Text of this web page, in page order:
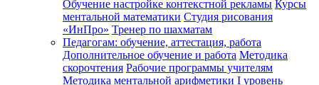
Обучение настройке контекстной рекламы Курсы
ментальной математики Студия рисования
«ИнПро» Тренер по шахматам
Педагогам: обучение, аттестация, работа
Дополнительное обучение и работа Методика
скорочтения Рабочие программы учителям
Методика ментальной арифметики I уровень